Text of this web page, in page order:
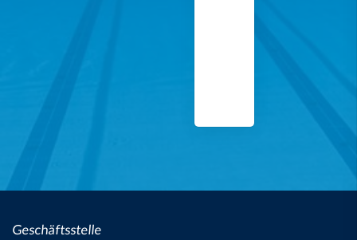
Geschäftsstelle